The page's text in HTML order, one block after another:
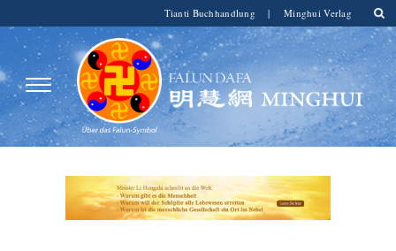
Tianti Buchhandlung | Minghui Verlag